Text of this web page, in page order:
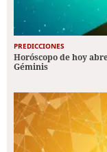
PREDICCIONES
Horóscopo de hoy
Géminis